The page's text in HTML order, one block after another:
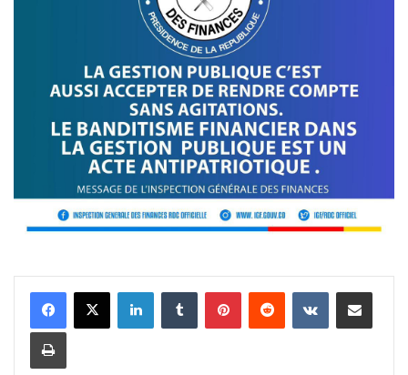
LinkedinTumblr PinterestReddit VKontaktePartager par email
Imprimer